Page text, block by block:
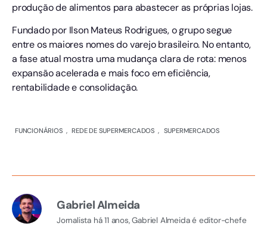
produção de alimentos para abastecer as próprias lojas.
Fundado por Ilson Mateus Rodrigues, o grupo segue
entre os maiores nomes do varejo brasileiro. No entanto,
a fase atual mostra uma mudança clara de rota: menos
expansão acelerada e mais foco em eficiência,
rentabilidade e consolidação.
FUNCIONÁRIOS , REDE DE SUPERMERCADOS , SUPERMERCADOS
Gabriel Almeida
Jornalista há 11 anos, Gabriel Almeida é editor-chefe